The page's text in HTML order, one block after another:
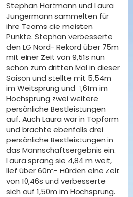
Stephan Hartmann und Laura
Jungermann sammelten für
ihre Teams die meisten
Punkte. Stephan verbesserte
den LG Nord- Rekord über 75m
mit einer Zeit von 9,51s nun
schon zum dritten Mal in dieser
Saison und stellte mit 5,54m
im Weitsprung und 1,61m im
Hochsprung zwei weitere
persönliche Bestleistungen
auf. Auch Laura war in Topform
und brachte ebenfalls drei
persönliche Bestleistungen in
das Mannschaftsergebnis ein.
Laura sprang sie 4,84 m weit,
lief über 60m- Hürden eine Zeit
von 10,46s und verbesserte
sich auf 1,50m im Hochsprung.